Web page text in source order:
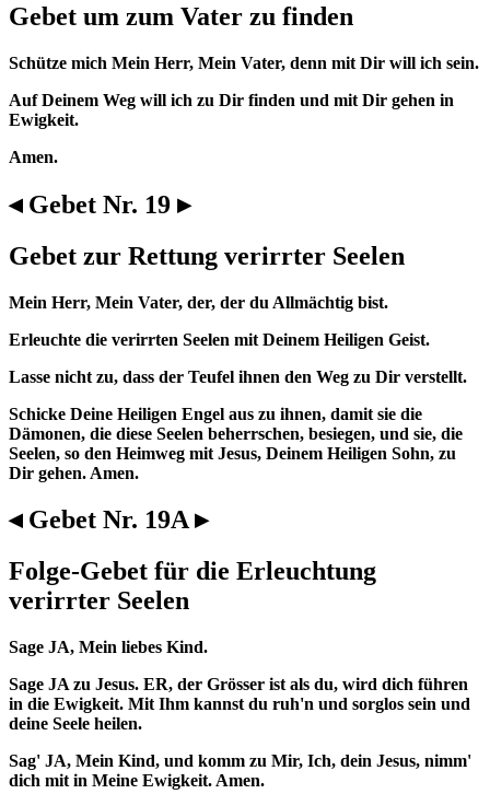
Gebet um zum Vater zu finden
Schütze mich Mein Herr, Mein Vater, denn mit Dir will ich sein.
Auf Deinem Weg will ich zu Dir finden und mit Dir gehen in
Ewigkeit.
Amen.
◂ Gebet Nr. 19 ▸
Gebet zur Rettung verirrter Seelen
Mein Herr, Mein Vater, der, der du Allmächtig bist.
Erleuchte die verirrten Seelen mit Deinem Heiligen Geist.
Lasse nicht zu, dass der Teufel ihnen den Weg zu Dir verstellt.
Schicke Deine Heiligen Engel aus zu ihnen, damit sie die
Dämonen, die diese Seelen beherrschen, besiegen, und sie, die
Seelen, so den Heimweg mit Jesus, Deinem Heiligen Sohn, zu
Dir gehen. Amen.
◂ Gebet Nr. 19A ▸
Folge-Gebet für die Erleuchtung
verirrter Seelen
Sage JA, Mein liebes Kind.
Sage JA zu Jesus. ER, der Grösser ist als du, wird dich führen
in die Ewigkeit. Mit Ihm kannst du ruh'n und sorglos sein und
deine Seele heilen.
Sag' JA, Mein Kind, und komm zu Mir, Ich, dein Jesus, nimm'
dich mit in Meine Ewigkeit. Amen.